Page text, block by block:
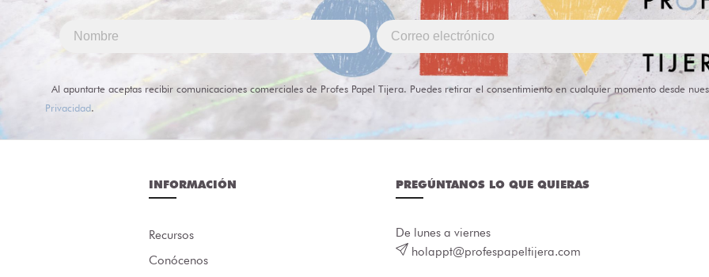
Al apuntarte aceptas recibir comunicaciones comerciales de Profes Papel Tijera. Puedes retirar el consentimiento en cualquier momento desde
Privacidad.
INFORMACIÓN
Recursos
Conócenos
PREGÚNTANOS LO QUE QUIERAS
De lunes a viernes
holappt@profespapeltijera.com